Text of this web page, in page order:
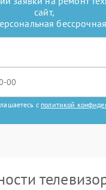
сайт,
с политикой